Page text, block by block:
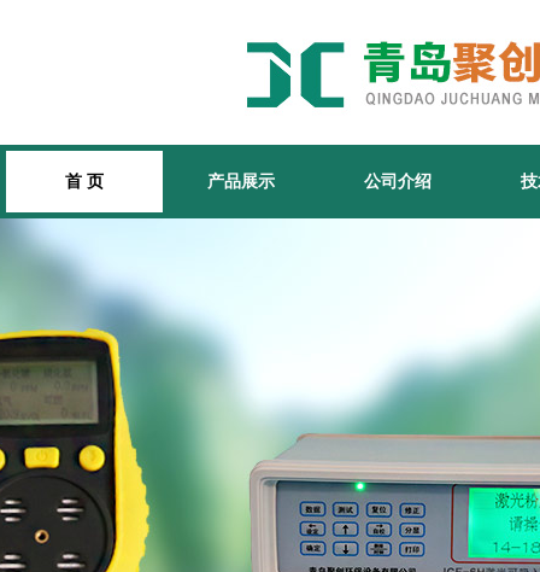
首 页 产品展示 公司介绍